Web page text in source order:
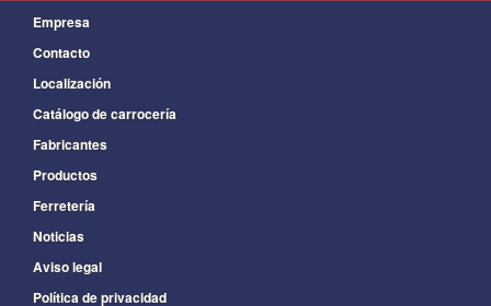
Empresa
Contacto
Localización
Catálogo de carrocería
Fabricantes
Productos
Ferretería
Noticias
Aviso legal
Política de privacidad